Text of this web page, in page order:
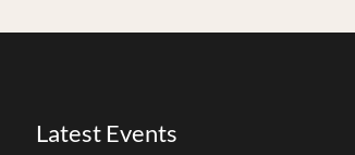
Latest Events